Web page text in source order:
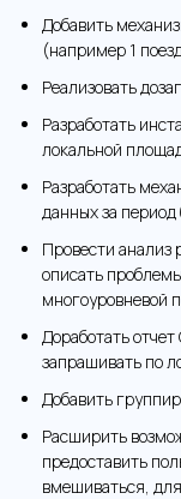
Добавить
(например 1
Реализовать
Разработать
локальной
Разработать
данных за
Провести анализ
описать
многоуровневой
Доработать
запрашивать по
Добавить
Расширить
предоставить
вмешиваться,